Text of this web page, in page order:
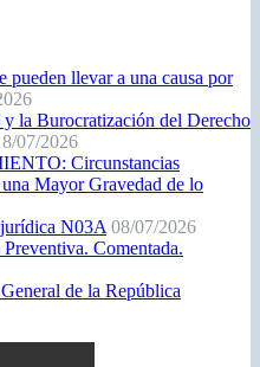
pueden llevar a una causa por
la Burocratización del Derecho
07/2026
Circunstancias
Mayor Gravedad de lo
N03A 08/07/2026
Comentada.
de la República